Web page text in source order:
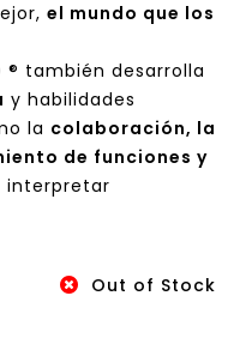
el mundo que los
® también desarrolla
y habilidades
la colaboración, la
de funciones y
interpretar
Out of Stock